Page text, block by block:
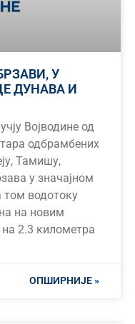
У
ДУНАВА И
Војводине од
одбрамбених
Тамишу,
у значајном
том водотоку
на новим
2.3 километра
ОПШИРНИЈЕ »